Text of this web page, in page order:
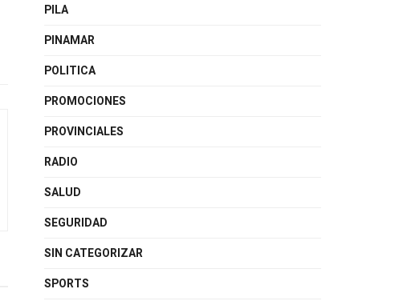
PILA
PINAMAR
POLITICA
PROMOCIONES
PROVINCIALES
RADIO
SALUD
SEGURIDAD
SIN CATEGORIZAR
SPORTS